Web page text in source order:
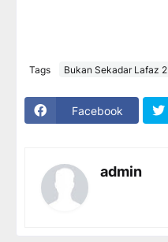
Tags Bukan Sekadar Lafaz 2
Facebook
admin